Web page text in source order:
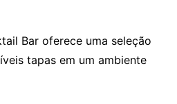
Bar oferece uma seleção
tapas em um ambiente